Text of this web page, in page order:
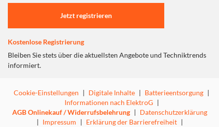
Jetzt registrieren
Kostenlose Registrierung
Bleiben Sie stets über die aktuellsten Angebote und Techniktrends
informiert.
Cookie-Einstellungen | Digitale Inhalte | Batterieentsorgung |
Informationen nach ElektroG |
AGB Onlinekauf / Widerrufsbelehrung | Datenschutzerklärung
| Impressum | Erklärung der Barrierefreiheit |